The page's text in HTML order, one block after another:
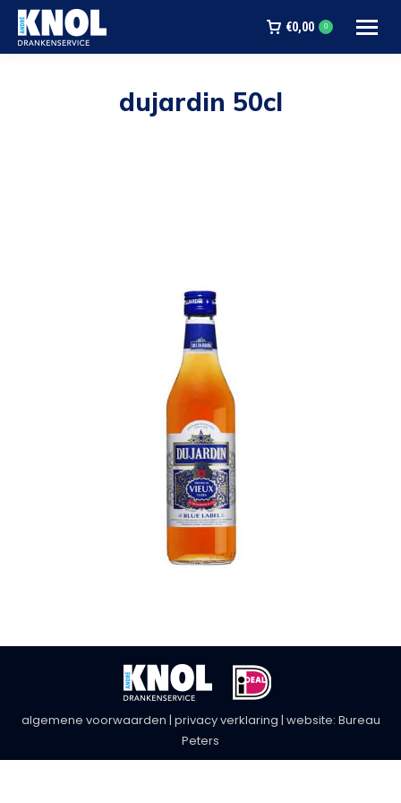
€0,00 0
dujardin 50cl
algemene voorwaarden | privacy verklaring | website: Bureau
Peters